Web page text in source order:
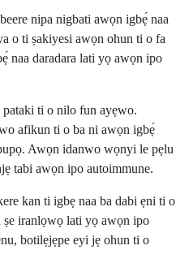
nipa nigbati awọn igbẹ́ naa
o ti ṣakiyesi awọn ohun ti o fa
naa daradara lati yọ awọn ipo
ti o nilo fun ayẹwo.
afikun ti o ba ni awọn igbẹ́
Awọn idanwo wọnyi le pẹlu
tabi awọn ipo autoimmune.
kan ti igbẹ naa ba dabi ẹni ti o
iranlọwọ lati yọ awọn ipo
botilẹjẹpe eyi jẹ ohun ti o